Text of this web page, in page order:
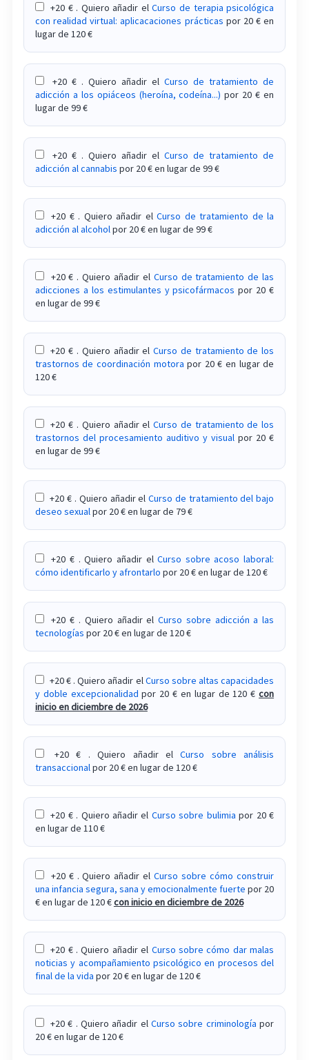
Terapia sistémica aplicada a las adicciones: el
trabajo con la familia de pacientes adictos
Tratamiento ambulatorio y reinserción social de
personas drogodependientes
+20 € . Quiero añadir elCurso de terapia psicológica
con realidad virtual: aplicacaciones prácticas por 20 € en
lugar de 120 €
+20 € . Quiero añadir el Curso de tratamiento de
adicción a los opiáceos (heroína, codeína...) por 20 € en
lugar de 99 €
+20 € . Quiero añadir el Curso de tratamiento de
adicción al cannabis por 20 € en lugar de 99 €
+20 € . Quiero añadir elCurso de tratamiento de la
adicción al alcoholpor 20 € en lugar de 99 €
+20 € . Quiero añadir el Curso de tratamiento de las
adicciones a los estimulantes y psicofármacos por 20 €
en lugar de 99 €
+20 € . Quiero añadir elCurso de tratamiento de los
trastornos de coordinación motora por 20 € en lugar de
120 €
+20 € . Quiero añadir elCurso de tratamiento de los
trastornos del procesamiento auditivo y visual por 20 €
en lugar de 99 €
+20 € . Quiero añadir elCurso de tratamiento del bajo
deseo sexualpor 20 € en lugar de 79 €
+20 € . Quiero añadir elCurso sobre acoso laboral:
cómo identificarlo y afrontarlo por 20 € en lugar de 120 €
+20 € . Quiero añadir elCurso sobre adicción a las
tecnologías por 20 € en lugar de 120 €
+20 € . Quiero añadir elCurso sobre altas capacidades
y doble excepcionalidad por 20 € en lugar de 120 €con
inicio en diciembre de 2026
+20 € . Quiero añadir elCurso sobre análisis
transaccionalpor 20 € en lugar de 120 €
+20 € . Quiero añadir el Curso sobre bulimia por 20 €
en lugar de 110 €
+20 € . Quiero añadir elCurso sobre cómo construir
una infancia segura, sana y emocionalmente fuerte por 20
€ en lugar de 120 €con inicio en diciembre de 2026
+20 € . Quiero añadir el Curso sobre cómo dar malas
noticias y acompañamiento psicológico en procesos del
final de la vida por 20 € en lugar de 120 €
+20 € . Quiero añadir elCurso sobre criminología por
20 € en lugar de 120 €